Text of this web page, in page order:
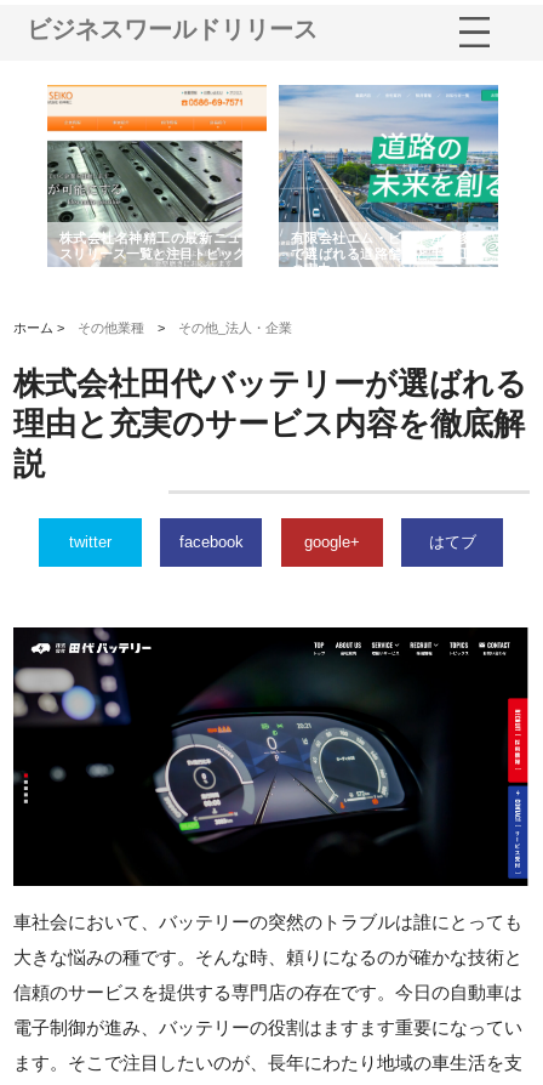
ビジネスワールドリリース
株式会社名神精工の最新ニュー
スリリース一覧と注目トピック
有限会社エム・ビルドが南多摩
で選ばれる道路舗装と土木工事
の実力
ホーム > その他業種 > その他_法人・企業
株式会社田代バッテリーが選ばれる
理由と充実のサービス内容を徹底解
説
twitter facebook google+ はてブ
車社会において、バッテリーの突然のトラブルは誰にとっても
大きな悩みの種です。そんな時、頼りになるのが確かな技術と
信頼のサービスを提供する専門店の存在です。今日の自動車は
電子制御が進み、バッテリーの役割はますます重要になってい
ます。そこで注目したいのが、長年にわたり地域の車生活を支